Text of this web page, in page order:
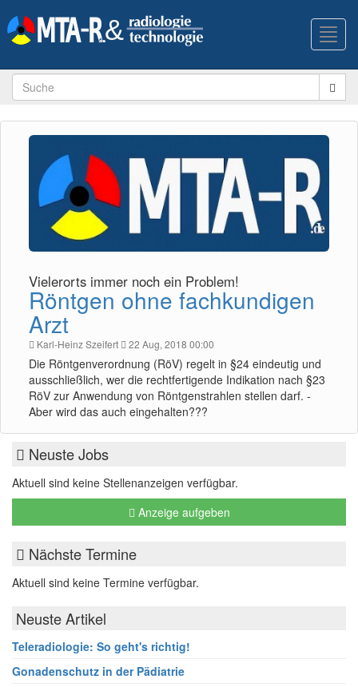
Vielerorts immer noch ein Problem!
Röntgen ohne fachkundigen
Arzt
Karl-Heinz Szeifert 22 Aug, 2018 00:00
Die Röntgenverordnung (RöV) regelt in §24 eindeutig und
ausschließlich, wer die rechtfertigende Indikation nach §23
RöV zur Anwendung von Röntgenstrahlen stellen darf. -
Aber wird das auch eingehalten???
Neuste Jobs
Aktuell sind keine Stellenanzeigen verfügbar.
Anzeige aufgeben
Nächste Termine
Aktuell sind keine Termine verfügbar.
Neuste Artikel
Teleradiologie: So geht's richtig!
Gonadenschutz in der Pädiatrie